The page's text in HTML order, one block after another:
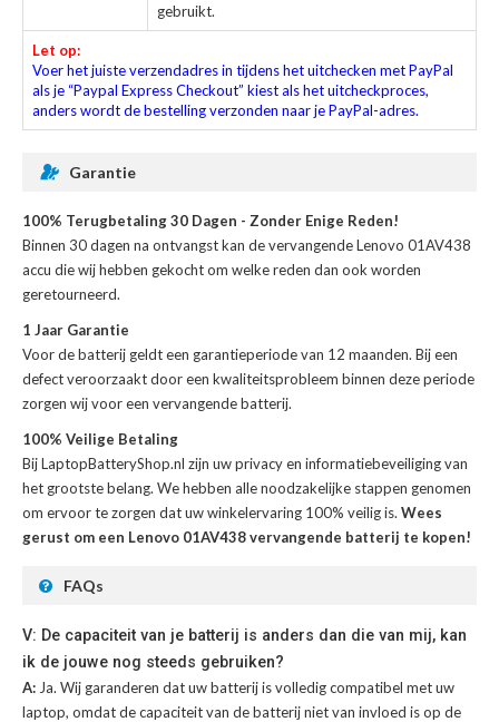
gebruikt.
Let op:
Voer het juiste verzendadres in tijdens het uitchecken met PayPal
als je “Paypal Express Checkout” kiest als het uitcheckproces,
anders wordt de bestelling verzonden naar je PayPal-adres.
Garantie
100% Terugbetaling 30 Dagen - Zonder Enige Reden!
Binnen 30 dagen na ontvangst kan devervangende Lenovo 01AV438
accu die wij hebben gekocht om welke reden dan ook worden
geretourneerd.
1 Jaar Garantie
Voor debatterij geldt een garantieperiode van 12 maanden. Bij een
defect veroorzaakt door een kwaliteitsprobleem binnen deze periode
zorgen wij voor een vervangende batterij.
100% Veilige Betaling
Bij LaptopBatteryShop.nl zijn uw privacy en informatiebeveiliging van
het grootste belang. We hebben alle noodzakelijke stappen genomen
om ervoor te zorgen dat uw winkelervaring 100% veilig is. Wees
gerust om een Lenovo 01AV438 vervangende batterij te kopen!
FAQs
V: De capaciteit van je batterij is anders dan die van mij, kan
ik de jouwe nog steeds gebruiken?
A: Ja. Wij garanderen dat uw batterij is volledig compatibel met uw
laptop, omdat de capaciteit van de batterij niet van invloed is op de